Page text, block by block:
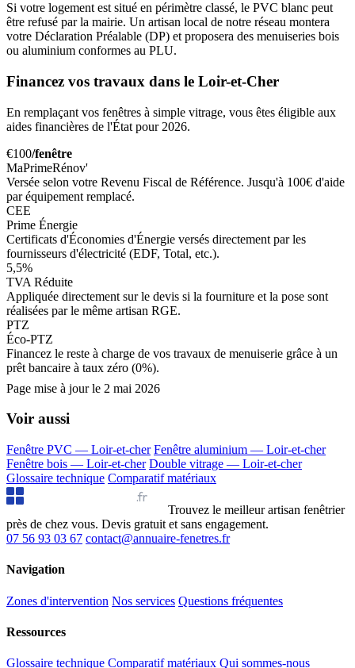
Si votre logement est situé en périmètre classé, le PVC blanc peut
être refusé par la mairie. Un artisan local de notre réseau montera
votre Déclaration Préalable (DP) et proposera des menuiseries bois
ou aluminium conformes au PLU.
Financez vos travaux dans le Loir-et-Cher
En remplaçant vos fenêtres à simple vitrage, vous êtes éligible aux
aides financières de l'État pour 2026.
€100/fenêtre
MaPrimeRénov'
Versée selon votre Revenu Fiscal de Référence. Jusqu'à 100€ d'aide
par équipement remplacé.
CEE
Prime Énergie
Certificats d'Économies d'Énergie versés directement par les
fournisseurs d'électricité (EDF, Total, etc.).
5,5%
TVA Réduite
Appliquée directement sur le devis si la fourniture et la pose sont
réalisées par le même artisan RGE.
PTZ
Éco-PTZ
Financez le reste à charge de vos travaux de menuiserie grâce à un
prêt bancaire à taux zéro (0%).
Page mise à jour le 2 mai 2026
Voir aussi
Fenêtre PVC — Loir-et-cher Fenêtre aluminium — Loir-et-cher
Fenêtre bois — Loir-et-cher Double vitrage — Loir-et-cher
Glossaire technique Comparatif matériaux
Annuaire Fenêtres.fr
Trouvez le meilleur artisan fenêtrier
près de chez vous. Devis gratuit et sans engagement.
07 56 93 03 67 contact@annuaire-fenetres.fr
Navigation
Zones d'intervention Nos services Questions fréquentes
Ressources
Glossaire technique Comparatif matériaux Qui sommes-nous